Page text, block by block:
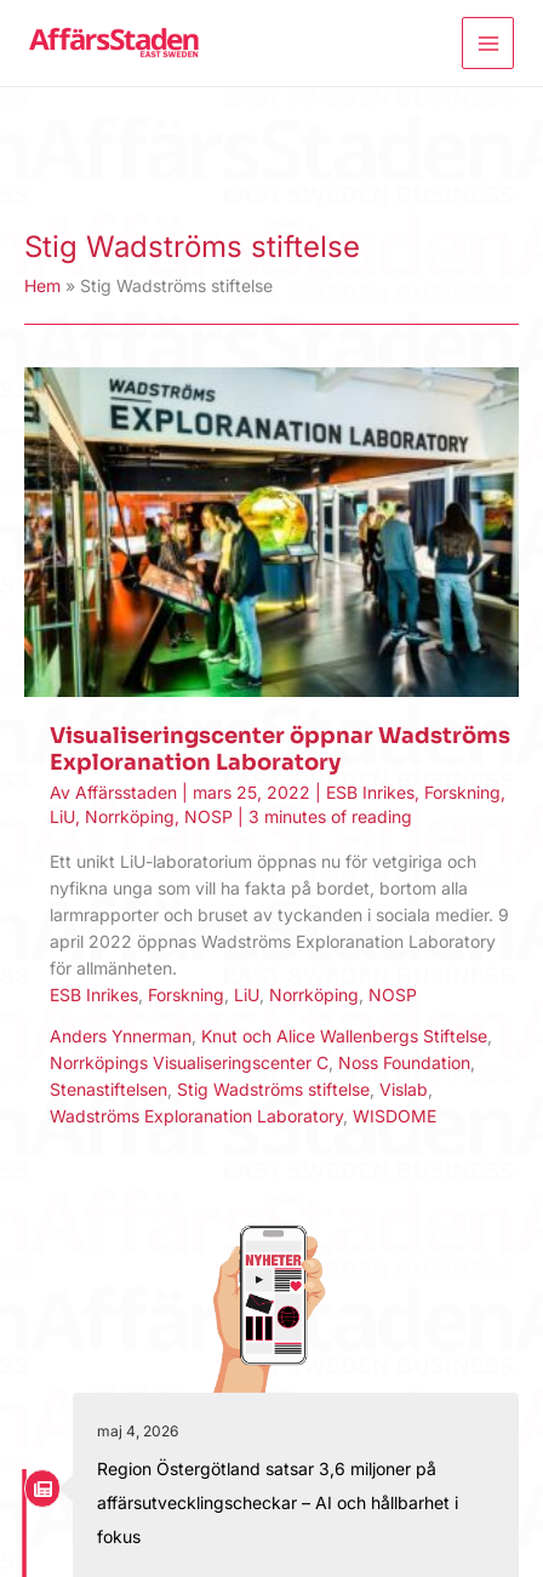
Stig Wadströms stiftelse
Hem Stig Wadströms stiftelse
Visualiseringscenter öppnar Wadströms
Exploranation Laboratory
Av Affärsstaden mars 25, 2022 ESB Inrikes, Forskning,
LiU, Norrköping, NOSP 3 minutes of reading
Ett unikt LiU-laboratorium öppnas nu för vetgiriga och
nyfikna unga som vill ha fakta på bordet, bortom alla
larmrapporter och bruset av tyckanden i sociala medier. 9
april 2022 öppnas Wadströms Exploranation Laboratory
för allmänheten.
ESB Inrikes Forskning LiU Norrköping NOSP
Anders Ynnerman Knut och Alice Wallenbergs Stiftelse
Norrköpings Visualiseringscenter C Noss Foundation
Stenastiftelsen Stig Wadströms stiftelse Vislab
Wadströms Exploranation Laboratory, WISDOME
maj 4, 2026
Region Östergötland satsar 3,6 miljoner på
affärsutvecklingscheckar – AI och hållbarhet i
fokus